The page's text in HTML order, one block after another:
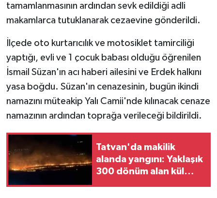
tamamlanmasının ardından sevk edildiği adli
makamlarca tutuklanarak cezaevine gönderildi.
İlçede oto kurtarıcılık ve motosiklet tamirciliği
yaptığı, evli ve 1 çocuk babası olduğu öğrenilen
İsmail Süzan'ın acı haberi ailesini ve Erdek halkını
yasa boğdu. Süzan'ın cenazesinin, bugün ikindi
namazını müteakip Yalı Camii'nde kılınacak cenaze
namazının ardından toprağa verileceği bildirildi.
Tatvan'da makilik
alanda yangını: Yaklaşık
300 dönüm alan kül